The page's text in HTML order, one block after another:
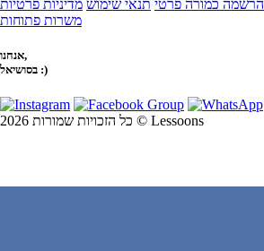
הרשמה כמורה פרטי תנאי שימוש מדיניות פרטיות
משרות פתוחות
אנחנו,
בסושיאל :)
כל הזכויות שמורות 2026 © Lessoons